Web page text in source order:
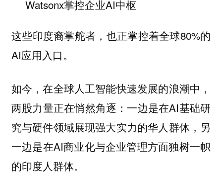
Watsonx掌控企业AI中枢
这些印度裔掌舵者，也正掌控着全球80%的
AI应用入口。
如今，在全球人工智能快速发展的浪潮中，
两股力量正在悄然角逐：一边是在AI基础研
究与硬件领域展现强大实力的华人群体，另
一边是在AI商业化与企业管理方面独树一帜
的印度人群体。